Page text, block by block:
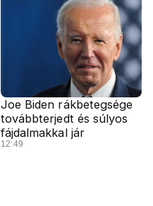
Joe Biden rákbetegsége
továbbterjedt és súlyos
fájdalmakkal jár
12:49